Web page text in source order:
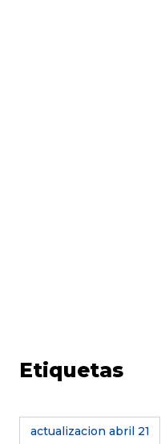
Etiquetas
actualizacion abril 21